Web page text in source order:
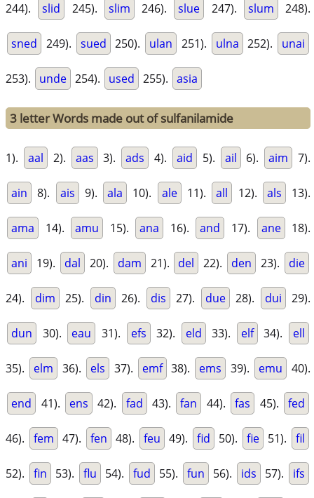
244). slid 245). slim 246). slue 247). slum 248).
sned 249). sued 250). ulan 251). ulna 252). unai
253). unde 254). used 255). asia
3 letter Words made out of sulfanilamide
1). aal 2). aas 3). ads 4). aid 5). ail 6). aim 7).
ain 8). ais 9). ala 10). ale 11). all 12). als 13).
ama 14). amu 15). ana 16). and 17). ane 18).
ani 19). dal 20). dam 21). del 22). den 23). die
24). dim 25). din 26). dis 27). due 28). dui 29).
dun 30). eau 31). efs 32). eld 33). elf 34). ell
35). elm 36). els 37). emf 38). ems 39). emu 40).
end 41). ens 42). fad 43). fan 44). fas 45). fed
46). fem 47). fen 48). feu 49). fid 50). fie 51). fil
52). fin 53). flu 54). fud 55). fun 56). ids 57). ifs